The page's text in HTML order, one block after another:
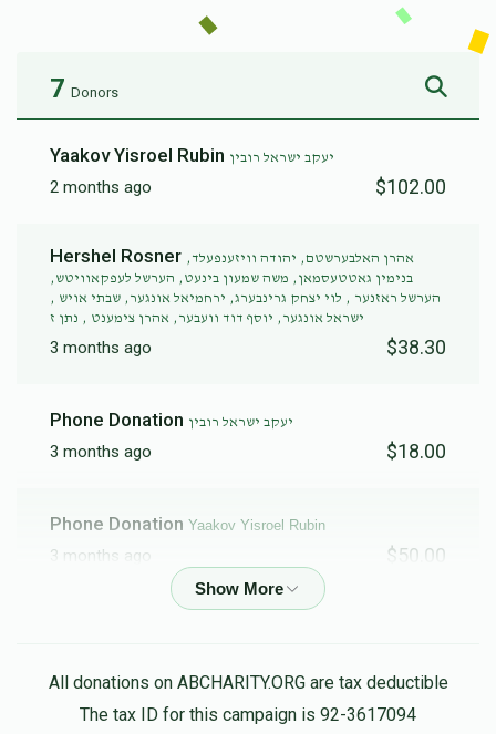
7 Donors
Yaakov Yisroel Rubin יעקב ישראל רובין
2 months ago $102.00
Hershel Rosner אהרן האלבערשטם, יהודה וויזענפעלד,
בנימין גאטטעסמאן, משה שמעון בינעט, הערשל לעפקאוויטש,
הערשל ראזנער , לוי יצחק גרינבערג, ירחמיאל אונגער, שבתי אויש ,
ישראל אונגער, יוסף דוד וועבער, אהרן צימענט , נתן ז
3 months ago $38.30
Phone Donation יעקב ישראל רובין
3 months ago $18.00
Phone Donation Yaakov Yisroel Rubin
3 months ago $50.00
All donations on ABCHARITY.ORG are tax deductible
The tax ID for this campaign is 92-3617094